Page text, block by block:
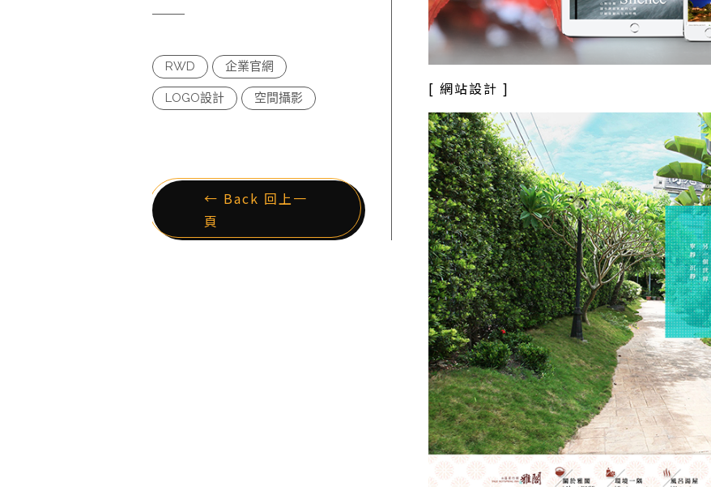
RWD 企業官網
LOGO設計 空間攝影
← Back 回上一
頁
[ 網站設計 ]